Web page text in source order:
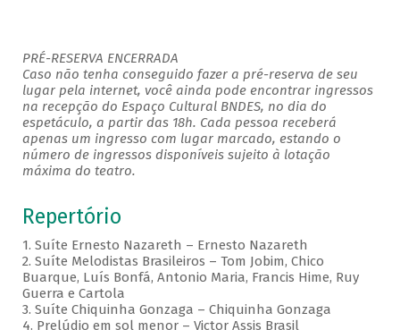
PRÉ-RESERVA ENCERRADA
Caso não tenha conseguido fazer a pré-reserva de seu
lugar pela internet, você ainda pode encontrar ingressos
na recepção do Espaço Cultural BNDES, no dia do
espetáculo, a partir das 18h. Cada pessoa receberá
apenas um ingresso com lugar marcado, estando o
número de ingressos disponíveis sujeito à lotação
máxima do teatro.
Repertório
1. Suíte Ernesto Nazareth – Ernesto Nazareth
2. Suíte Melodistas Brasileiros – Tom Jobim, Chico
Buarque, Luís Bonfá, Antonio Maria, Francis Hime, Ruy
Guerra e Cartola
3. Suíte Chiquinha Gonzaga – Chiquinha Gonzaga
4. Prelúdio em sol menor – Victor Assis Brasil